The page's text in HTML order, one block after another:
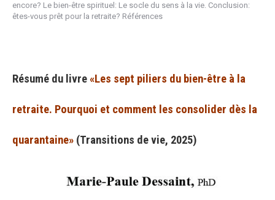
encore? Le bien-être spirituel: Le socle du sens à la vie. Conclusion:
êtes-vous prêt pour la retraite? Références
Résumé du livre«Les sept piliers du bien-être à la
retraite. Pourquoi et comment les consolider dès la
quarantaine» (Transitions de vie, 2025)